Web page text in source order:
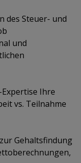
des Steuer- und
und
Ihre
vs. Teilnahme
Gehaltsfindung